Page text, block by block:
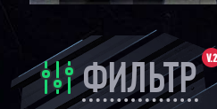
V.2
ФИЛЬТР